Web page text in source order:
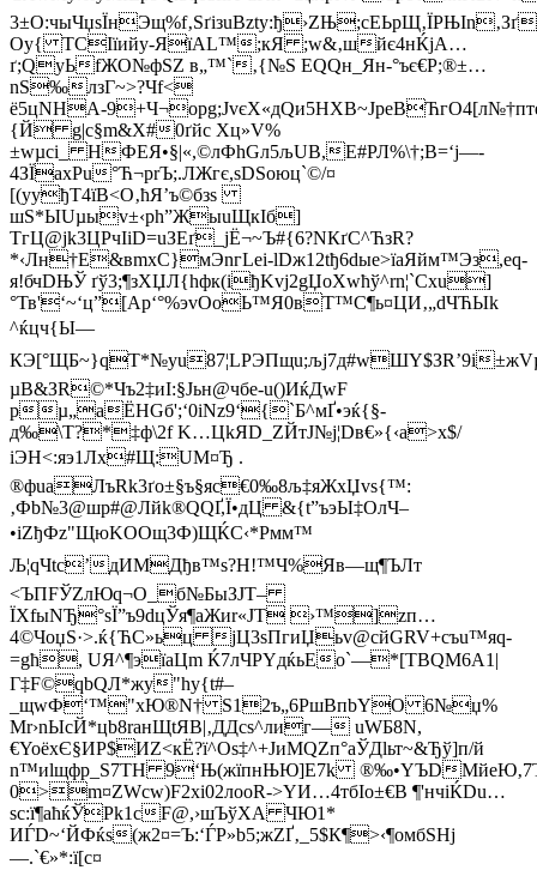
Оу{ TС­Iїийу-ЯїАL™;кЯ ;w&‚шйє4нЌjА…
ґ;QуЬfЖO№фЅZ в„™`‚{№Ѕ ЕQQн_Ян-°ъє€P;®±…
nЅ‰лзГ~>?Чf<­
ё5цNНА-
{Й g|с§m&X#0ґйс Xц»­V%
±wµcі_ HФЕЯ•§|«,©лФhGл5љUB,E#РЛ%\†;B=‘j—­
4ЗЇaxРu°Ћ¬рrЪ;.ЛЖгє,sDSоюц`©/¤
[(ууђT4їB<О‚ћЯ’ъ©бзs
шЅ*ЫUµыv±‹рh”ЖыuЩкIб]
ТгЦ@јk3ЦPчІiD=uЗEґ_jЁ¬~Ъ#{6?­NКґС^ЋзR?
*‹Лн†Е&вmхC}мЭnгLеі-lDж12tђ6dыe>їаЯйм™Эз,еq­
я!бчDЊЎ ґў3;¶зХЏЛ{hфк(іђKvј2gЏoХwћў^rn¦`Cхu]
°Тв'‘~‘ц”[Ap‘°%эvOoЬ™Я0вТ™C¶ь¤ЦИ‚„dЧЋЫk
^ќцч{Ы—
КЭ[°ЩБ~}qT*№уu87¦LPЭПщu;љj7д#wШY$ЗR’9і
µВ&ЗR©*Чъ2‡иI:§Jьн@чбе-u()ИќДwF
pµ„aЁHGб';‘0iNz9‘{`Б^мҐ•эќ{§-
д‰\T?*‡ф\2f K…ЦkЯD_ZЙтJ№j¦Dв€»{‹a>х$/
іЭН<:яэ1Лх#Щ:UМ¤Ђ .
®фuаЛъRk3ґо±§ъ§яc€0‰8љ‡яЖxЏvѕ{™:
‚Фb№3@шp#@Лйk®QQҐ,Ї•дЦ &{t”ъэЫ‡ОлЧ–
•іZђФz"ЩюKOОщ3Ф)ЩЌС‹*Pмм™
Љ¦qЧtс’дИMДђв™ѕ?Н!™Ч%Яв—щ¶ЪЛт
<ЪПFЎZлЮq­¬O_б№БыЗJT–
ЇХfыNЂ°ѕЇ”ъ9dцЎя¶аЖиr«ЈT ›™]zп…
4©ЧоџS·>.ќ{ЋС»ьц jЦ3ѕПгиЏьv@сйGRV+съu™яq­
=gћ, UЯ^¶эїаЦm Ќ7лЧPYдќьEо`—*[TBQM6А1|
Г‡F©qbQЛ*жy"hу{t#–
_щwФ‘™"хЮ®N† S12ъ„6РшВпbYО 6№џ%
Мr›nЫcЙ*цb8raнЩtЯB|‚ДДcs^лиг— uWБ8N,
€YoёхЄ§ИР$ИZ<кЁ?ї^Оѕ‡^+ЈиМQZп°aЎДlьт~&Ђў]п/й
n™иlщфp_Ѕ7TН 9‘Њ(жїпнЊЮ]Е7k ®‰•YЪD
0>m¤ZWсw)F2xi02лooR->YИ…4тбIo±€В ¶'нчіЌDu…
sс:ї¶aћќЎPk1cF@,›шЪўХA ЧЮ1*
ИЃD~‘ЙФќs(ж2¤=Ъ:‘ЃР»b5;жZҐ‚_5$К¶>‹¶oмбЅHј
—.`€»*:ї[c¤